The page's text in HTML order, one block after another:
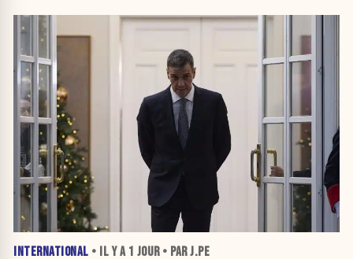
INTERNATIONAL • IL Y A 1 JOUR• PAR J.PE